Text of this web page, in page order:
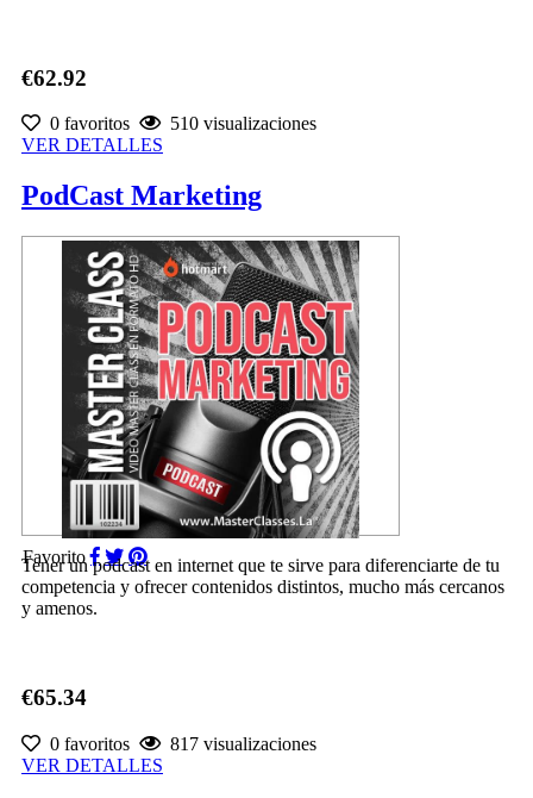
€62.92
0 favoritos
510 visualizaciones
VER DETALLES
PodCast Marketing
Favorito
Tener un podcast en internet que te sirve para diferenciarte de tu
competencia y ofrecer contenidos distintos, mucho más cercanos
y amenos.
€65.34
0 favoritos
817 visualizaciones
VER DETALLES